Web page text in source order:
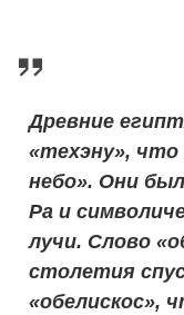
Древние
«техэну», что
небо». Они
Ра и
лучи. Слово
столетия
«обелискос»,